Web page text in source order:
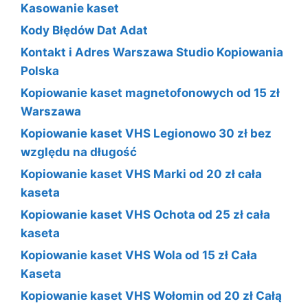
Kasowanie kaset
Kody Błędów Dat Adat
Kontakt i Adres Warszawa Studio Kopiowania
Polska
Kopiowanie kaset magnetofonowych od 15 zł
Warszawa
Kopiowanie kaset VHS Legionowo 30 zł bez
względu na długość
Kopiowanie kaset VHS Marki od 20 zł cała
kaseta
Kopiowanie kaset VHS Ochota od 25 zł cała
kaseta
Kopiowanie kaset VHS Wola od 15 zł Cała
Kaseta
Kopiowanie kaset VHS Wołomin od 20 zł Całą